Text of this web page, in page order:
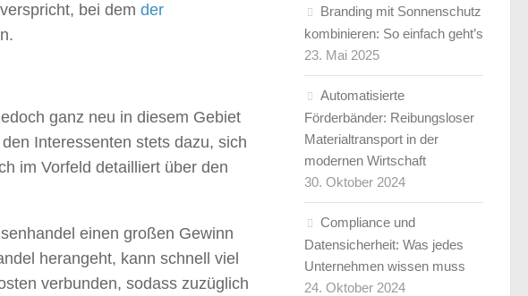
bei dem der
ganz neu in diesem Gebiet
Interessenten stets dazu, sich
im Vorfeld detailliert über den
einen großen Gewinn
herangeht, kann schnell viel
verbunden, sodass zuzüglich
Branding mit Sonnenschutz
kombinieren: So einfach geht’s
23. Mai 2025
Automatisierte
Förderbänder: Reibungsloser
Materialtransport in der
modernen Wirtschaft
30. Oktober 2024
Compliance und
Datensicherheit: Was jedes
Unternehmen wissen muss
24. Oktober 2024